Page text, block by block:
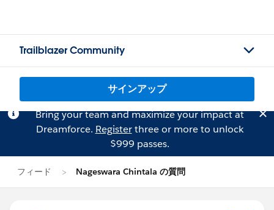
Trailblazer Community
サインアップ
Bring your team and maximize your impact at
Dreamforce. Registerthree or more to unlock
$999 passes.
フィード Nageswara Chintala の質問